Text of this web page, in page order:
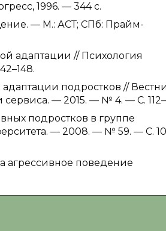
1996. — 344 с.
— М.: АСТ; СПб: Прайм-
адаптации // Психология
подростков //
— 2015. — № 4. — С.
подростков в группе
— 2008. — № 59. — С.
агрессивное поведение